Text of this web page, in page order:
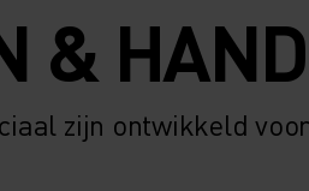
&
zijn ontwikkeld